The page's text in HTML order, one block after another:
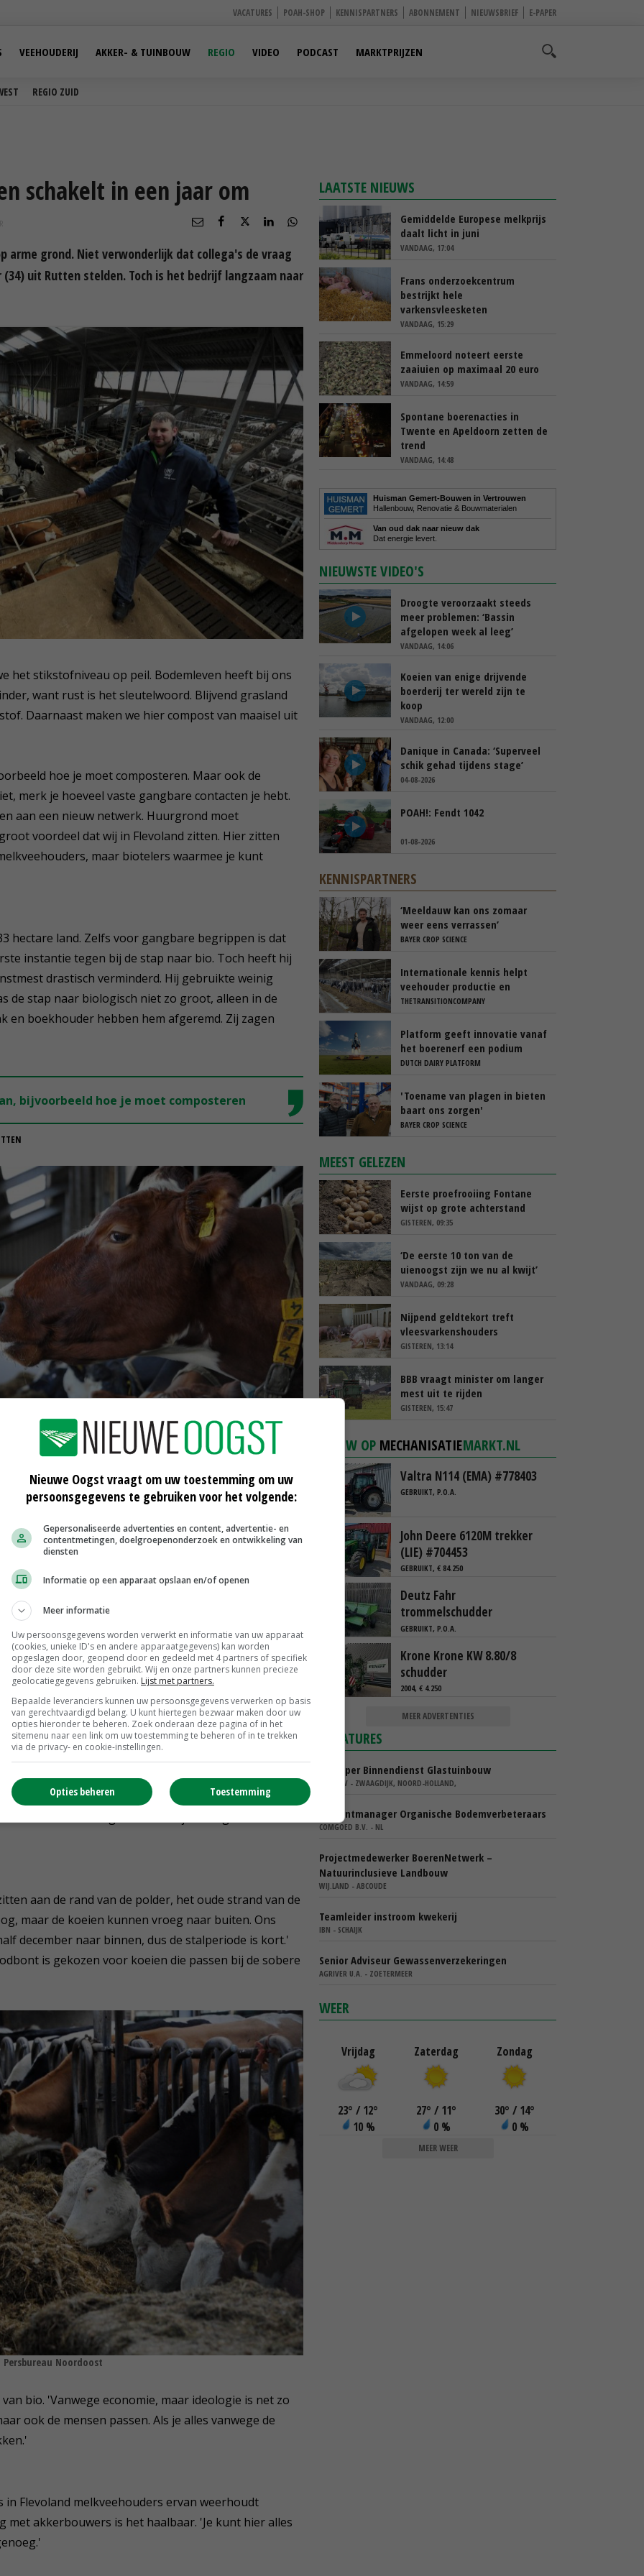
VACATURES POAH-SHOP KENNISPARTNERS ABONNEMENT NIEUWSBRIEF E-PAPER
REGIO ZUID
VEEHOUDERIJ AKKER- & TUINBOUW REGIO VIDEO PODCAST MARKTPRIJZEN
schakelt in een jaar om
arme grond. Niet verwonderlijk dat collega's de vraag
uit Rutten stelden. Toch is het bedrijf langzaam naar
het stikstofniveau op peil. Bodemleven heeft bij ons
want rust is het sleutelwoord. Blijvend grasland
Daarnaast maken we hier compost van maaisel uit
hoe je moet composteren. Maar ook de
merk je hoeveel vaste gangbare contacten je hebt.
aan een nieuw netwerk. Huurgrond moet
voordeel dat wij in Flevoland zitten. Hier zitten
maar biotelers waarmee je kunt
hectare land. Zelfs voor gangbare begrippen is dat
instantie tegen bij de stap naar bio. Toch heeft hij
drastisch verminderd. Hij gebruikte weinig
de stap naar biologisch niet zo groot, alleen in de
en boekhouder hebben hem afgeremd. Zij zagen
bijvoorbeeld hoe je moet composteren
© Persbureau Noordoost
Langzaam maar zeker werd de stap naar biologisch
fabriek bleef namelijk achter. Bovendien pakte het
de goede richting. 'We konden met jongvee
op de percelen. 'Er is 300 kuub gas nodig voor de
gaat strooien, dan belast je het milieu ook minder. Dat
de bodem stikstof en je stimuleert het bodemleven.'
de Van Middelaars met een derde grassen, een
om van eigen land een saladebuffet voor de koeien te
uit den boze bij dit principe. We begonnen met 4
met 4 hectare uitgebreid tot bijna het gehele areaal
aan de rand van de polder, het oude strand van de
maar de koeien kunnen vroeg naar buiten. Ons
december naar binnen, dus de stalperiode is kort.'
is gekozen voor koeien die passen bij de sobere
Noordoost
bio. 'Vanwege economie, maar ideologie is net zo
ook de mensen passen. Als je alles vanwege de
Flevoland melkveehouders ervan weerhoudt
met akkerbouwers is het haalbaar. 'Je kunt hier alles
LAATSTE NIEUWS
Gemiddelde Europese melkprijs
daalt licht in juni
VANDAAG, 17:04
Frans onderzoekcentrum
bestrijkt hele
varkensvleesketen
VANDAAG, 15:29
Emmeloord noteert eerste
zaaiuien op maximaal 20 euro
VANDAAG, 14:59
Spontane boerenacties in
Twente en Apeldoorn zetten de
trend
VANDAAG, 14:48
Huisman Gemert-Bouwen in Vertrouwen
Hallenbouw, Renovatie & Bouwmaterialen
Van oud dak naar nieuw dak
Dat energie levert.
NIEUWSTE VIDEO'S
Droogte veroorzaakt steeds
meer problemen: ‘Bassin
afgelopen week al leeg’
VANDAAG, 14:06
Koeien van enige drijvende
boerderij ter wereld zijn te
koop
VANDAAG, 12:00
Danique in Canada: ‘Superveel
schik gehad tijdens stage’
04-08-2026
POAH!: Fendt 1042
01-08-2026
KENNISPARTNERS
‘Meeldauw kan ons zomaar
weer eens verrassen’
BAYER CROP SCIENCE
Internationale kennis helpt
veehouder productie en
rantsoen te optimaliseren
THETRANSITIONCOMPANY
Platform geeft innovatie vanaf
het boerenerf een podium
DUTCH DAIRY PLATFORM
'Toename van plagen in bieten
baart ons zorgen'
BAYER CROP SCIENCE
MEEST GELEZEN
Eerste proefrooiing Fontane
wijst op grote achterstand
GISTEREN, 09:35
‘De eerste 10 ton van de
uienoogst zijn we nu al kwijt’
VANDAAG, 09:28
Nijpend geldtekort treft
vleesvarkenshouders
GISTEREN, 13:14
BBB vraagt minister om langer
mest uit te rijden
GISTEREN, 15:47
NIEUW OP MECHANISATIEMARKT.NL
Valtra N114 (EMA) #778403
GEBRUIKT, P.O.A.
John Deere 6120M trekker
(LIE) #704453
GEBRUIKT, € 84.250
Deutz Fahr
trommelschudder
GEBRUIKT, P.O.A.
Krone Krone KW 8.80/8
schudder
2004, € 4.250
MEER ADVERTENTIES
VACATURES
Verkoper Binnendienst Glastuinbouw
KARO BV - ZWAAGDIJK, NOORD-HOLLAND,
Accountmanager Organische Bodemverbeteraars
COMGOED B.V. - NL
Projectmedewerker BoerenNetwerk –
Natuurinclusieve Landbouw
WIJ.LAND - ABCOUDE
Teamleider instroom kwekerij
IBN - SCHAIJK
Senior Adviseur Gewassenverzekeringen
AGRIVER U.A. - ZOETERMEER
WEER
Vrijdag
23° / 12°
10 %
Zaterdag
27° / 11°
0 %
Zondag
30° / 14°
0 %
MEER WEER
Nieuwe Oogst vraagt om uw toestemming om uw
persoonsgegevens te gebruiken voor het volgende:
Gepersonaliseerde advertenties en content, advertentie- en
contentmetingen, doelgroepenonderzoek en ontwikkeling van
diensten
Informatie op een apparaat opslaan en/of openen
Meer informatie
Uw persoonsgegevens worden verwerkt en informatie van uw apparaat
(cookies, unieke ID's en andere apparaatgegevens) kan worden
opgeslagen door, geopend door en gedeeld met 4 partners of specifiek
door deze site worden gebruikt. Wij en onze partners kunnen precieze
geolocatiegegevens gebruiken. Lijst met partners.
Bepaalde leveranciers kunnen uw persoonsgegevens verwerken op basis
van gerechtvaardigd belang. U kunt hiertegen bezwaar maken door uw
opties hieronder te beheren. Zoek onderaan deze pagina of in het
sitemenu naar een link om uw toestemming te beheren of in te trekken
via de privacy- en cookie-instellingen.
Toestemming
Opties beheren